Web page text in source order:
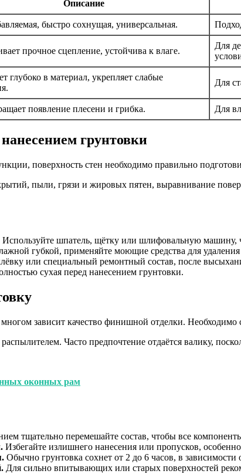
Описание
быстро сохнущая, универсальная.
прочное сцепление, устойчива к влаге.
Для
глубоко в материал, укрепляет слабые
Для
появление плесени и грибка. Для
грунтовки
поверхность стен необходимо правильно
пыли, грязи и жировых пятен, выравнивание
Используйте шпатель, щётку или шлифовальную машину,
губкой, применяйте моющие средства для
или специальный ремонтный состав, после
сухая перед нанесением грунтовки.
зависит качество финишной отделки.
Часто предпочтение отдаётся валику,
оконных рам
тщательно перемешайте состав, чтобы все
Избегайте излишнего нанесения или пропусков,
Обычно грунтовка сохнет от 2 до 6 часов, в зависимости
Для сильно впитывающих или старых поверхностей